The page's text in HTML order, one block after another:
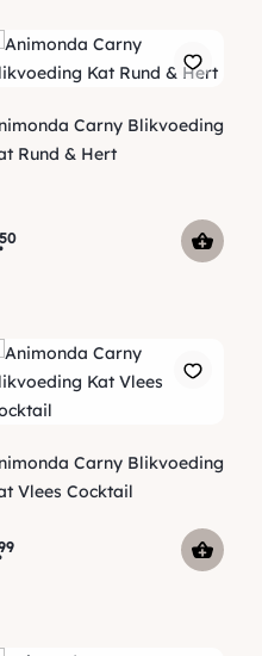
Carny Blikvoeding
Rund & Hert
50
Carny Blikvoeding
Vlees Cocktail